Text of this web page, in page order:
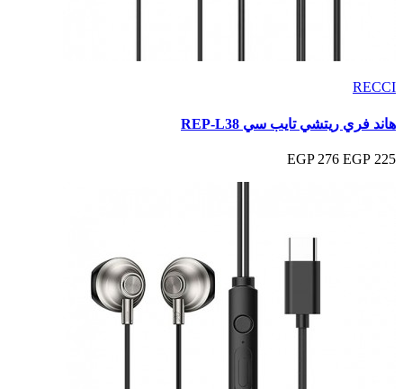
RECCI
هاند فري ريتشي تايب سي REP-L38
225 EGP
276 EGP